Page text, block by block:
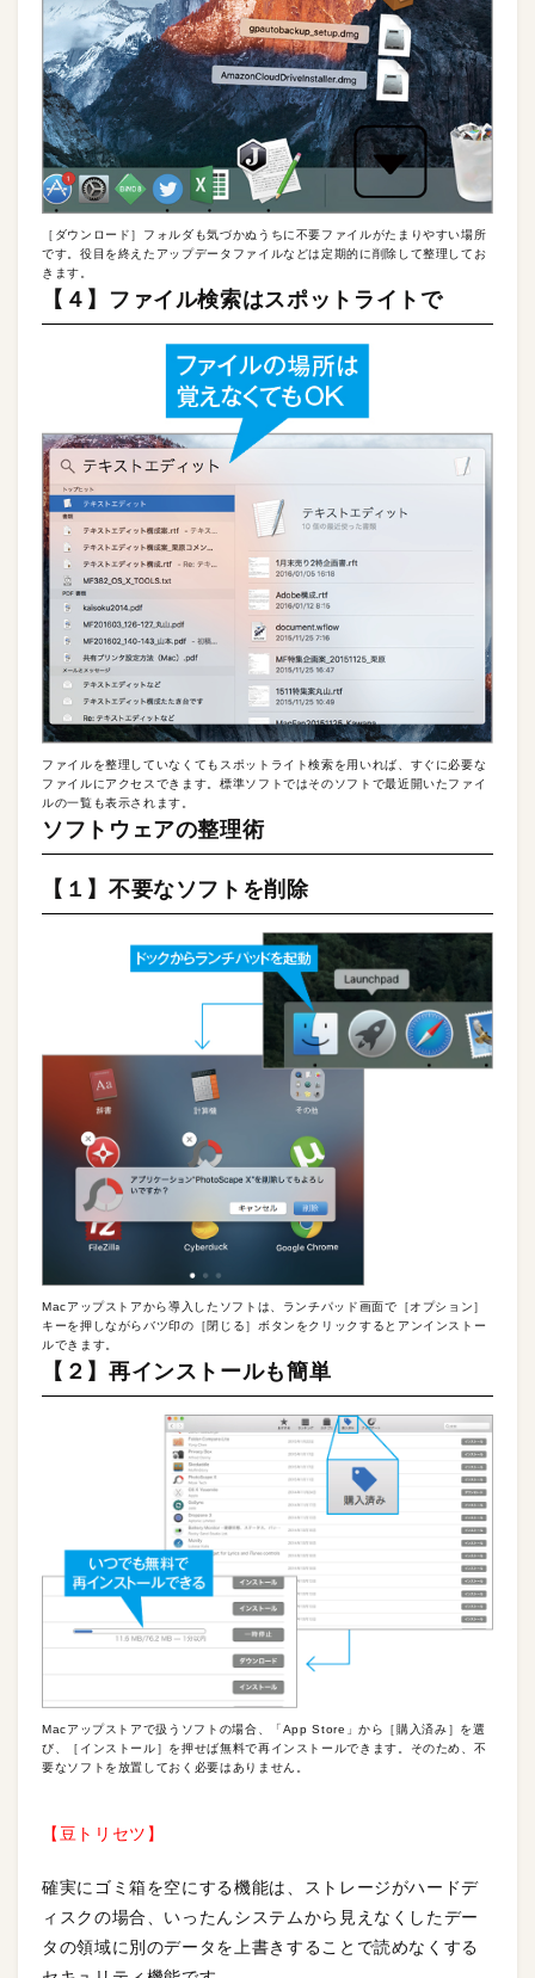
［ダウンロード］フォルダも気づかぬうちに不要ファイルがたまりやすい場所
です。役目を終えたアップデータファイルなどは定期的に削除して整理してお
きます。
【４】ファイル検索はスポットライトで
ファイルを整理していなくてもスポットライト検索を用いれば、すぐに必要な
ファイルにアクセスできます。標準ソフトではそのソフトで最近開いたファイ
ルの一覧も表示されます。
ソフトウェアの整理術
【１】不要なソフトを削除
Macアップストアから導入したソフトは、ランチパッド画面で［オプション］
キーを押しながらバツ印の［閉じる］ボタンをクリックするとアンインストー
ルできます。
【２】再インストールも簡単
Macアップストアで扱うソフトの場合、「App Store」から［購入済み］を選
び、［インストール］を押せば無料で再インストールできます。そのため、不
要なソフトを放置しておく必要はありません。
【豆トリセツ】
確実にゴミ箱を空にする機能は、ストレージがハードデ
ィスクの場合、いったんシステムから見えなくしたデー
タの領域に別のデータを上書きすることで読めなくする